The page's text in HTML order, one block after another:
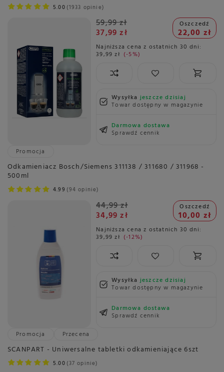
5.00 1933 opinie
59,99 zł
37,99 zł
Oszczedź
22,00 zł
Najniższa cena z ostatnich 30 dni:
39,99 zł -5%
Wysyłkajeszcze dzisiaj
Towar dostępny w magazynie
Darmowa dostawa
Sprawdź cennik
Promocja
Odkamieniacz Bosch/Siemens 311138 / 311680 / 311968 -
500ml
4.99 94 opinie
44,99 zł
34,99 zł
Oszczedź
10,00 zł
Najniższa cena z ostatnich 30 dni:
39,99 zł -12%
Wysyłkajeszcze dzisiaj
Towar dostępny w magazynie
Darmowa dostawa
Sprawdź cennik
Promocja
Przecena
SCANPART - Uniwersalne tabletki odkamieniające 6szt
5.00 37 opinie